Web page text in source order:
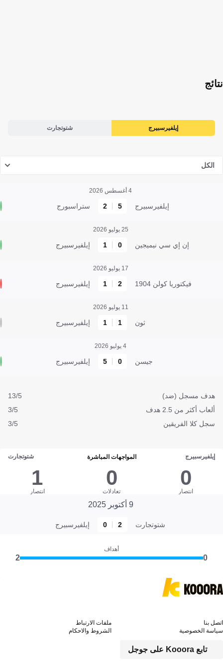
نتائج
إيلفيرسبيرج شتوتجارت
الكل
4 أغسطس 2026
إيلفيرسبيرج 5
2 ستراسبورج
25 يوليو 2026
إن إي سي نيميجين 0
1 إيلفيرسبيرج
17 يوليو 2026
فيكتوريا كولن 1904 2
1 إيلفيرسبيرج
11 يوليو 2026
ثون 1
1 إيلفيرسبيرج
4 يوليو 2026
جيسن 0
5 إيلفيرسبيرج
هدف مسجل (ضد)
13/5
ألعاب أكثر من 2.5 هدف
3/5
سجل كلا الفريقين
3/5
إيلفيرسبيرج المواجهات المباشرة شتوتجارت
0
انتصار
0
تعادلات
1
انتصار
9 أكتوبر 2025
شتوتجارت 2
0 إيلفيرسبيرج
أهداف
0
2
تابع Kooora على جوجل
اتصل بنا
ملفات الارتباط
سياسة الخصوصية
الشروط والاحكام